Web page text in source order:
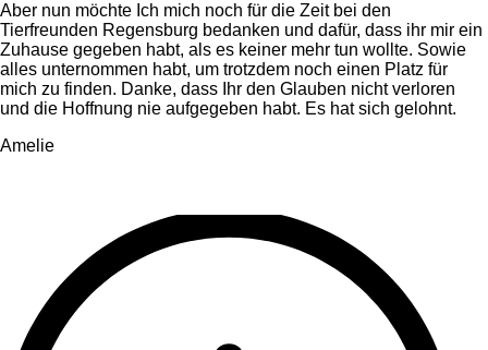
Aber nun möchte Ich mich noch für die Zeit bei den
Tierfreunden Regensburg bedanken und dafür, dass ihr mir ein
Zuhause gegeben habt, als es keiner mehr tun wollte. Sowie
alles unternommen habt, um trotzdem noch einen Platz für
mich zu finden. Danke, dass Ihr den Glauben nicht verloren
und die Hoffnung nie aufgegeben habt. Es hat sich gelohnt.
Amelie